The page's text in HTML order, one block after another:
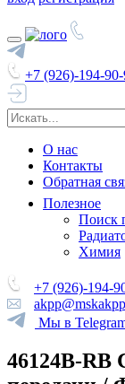
+7 (926)-194-
О нас
Контакты
Обратная
Полезное
Поиск
Химия
+7 (926)-194-
Мы в
46124B-RB